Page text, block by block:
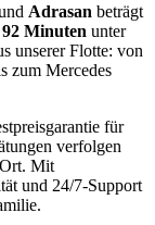
Adrasan beträgt
92 Minuten unter
unserer Flotte: von
zum Mercedes
für
verfolgen
Mit
und 24/7-Support